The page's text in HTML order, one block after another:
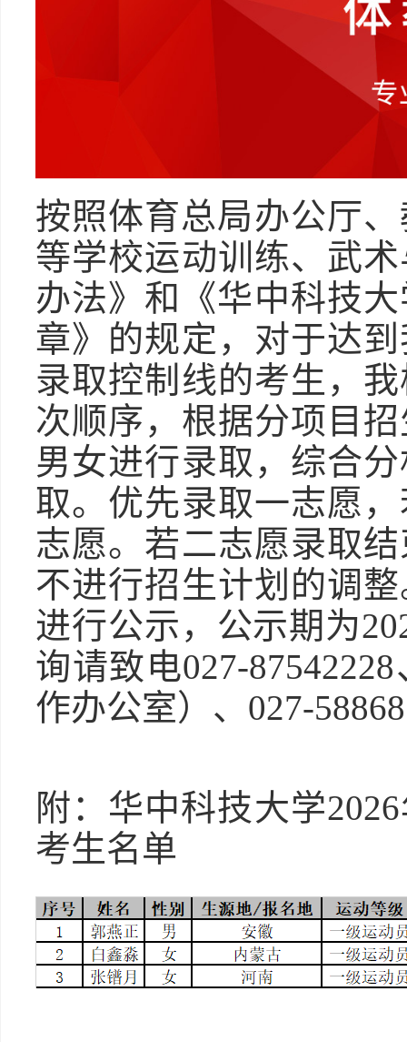
按照体育总局办公厅
等学校运动训练、武
办法》和《华中科技
章》的规定，对于达
录取控制线的考生，
次顺序，根据分项目
男女进行录取，综合
取。优先录取一志愿
志愿。若二志愿录取
不进行招生计划的调
进行公示，公示期为
询请致电027-
作办公室）、027-
附：华中科技大学
考生名单